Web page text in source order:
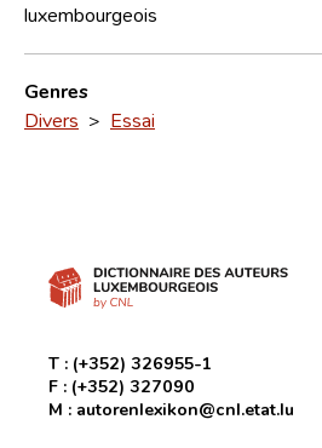
luxembourgeois
Genres
Divers > Essai
T : (+352) 326955-1
F : (+352) 327090
M : autorenlexikon@cnl.etat.lu